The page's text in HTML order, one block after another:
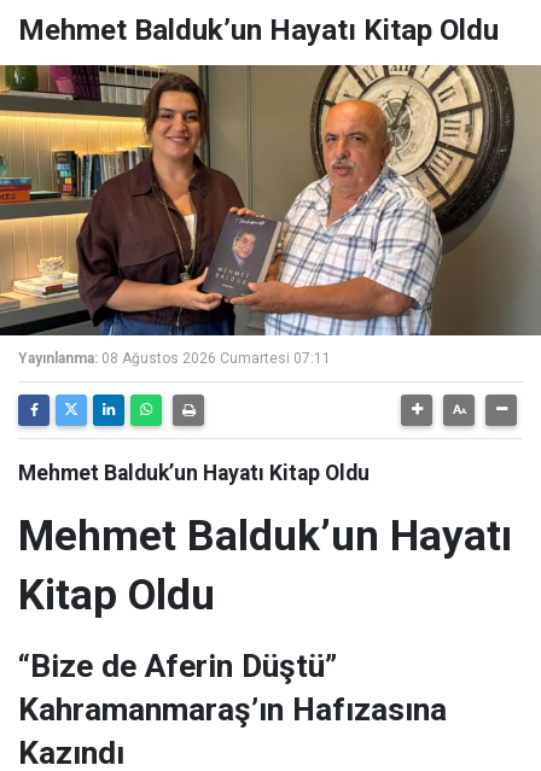
Mehmet Balduk’un Hayatı Kitap Oldu
Yayınlanma: 08 Ağustos 2026 Cumartesi 07:11
Mehmet Balduk’un Hayatı Kitap Oldu
Mehmet Balduk’un Hayatı
Kitap Oldu
“Bize de Aferin Düştü”
Kahramanmaraş’ın Hafızasına
Kazındı